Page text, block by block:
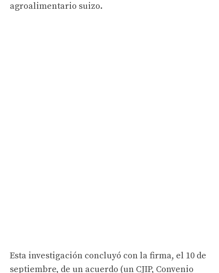
agroalimentario suizo.
Esta investigación concluyó con la firma, el 10 de
septiembre, de un acuerdo (un CJIP, Convenio